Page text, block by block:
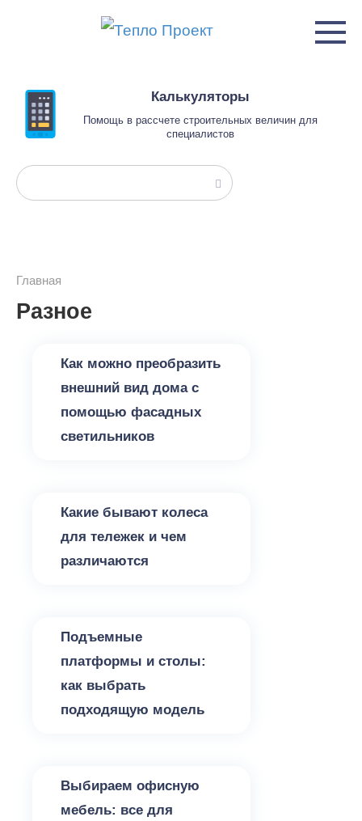
Калькуляторы
Помощь в рассчете строительных величин для
специалистов
Поиск:
Главная
Разное
Как можно преобразить
внешний вид дома с
помощью фасадных
светильников
Какие бывают колеса
для тележек и чем
различаются
Подъемные
платформы и столы:
как выбрать
подходящую модель
Выбираем офисную
мебель: все для